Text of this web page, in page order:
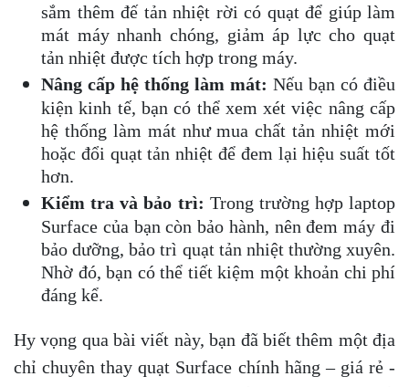
sắm thêm đế tản nhiệt rời có quạt để giúp làm
mát máy nhanh chóng, giảm áp lực cho quạt
tản nhiệt được tích hợp trong máy.
Nâng cấp hệ thống làm mát: Nếu bạn có điều
kiện kinh tế, bạn có thể xem xét việc nâng cấp
hệ thống làm mát như mua chất tản nhiệt mới
hoặc đổi quạt tản nhiệt để đem lại hiệu suất tốt
hơn.
Kiểm tra và bảo trì: Trong trường hợp laptop
Surface của bạn còn bảo hành, nên đem máy đi
bảo dưỡng, bảo trì quạt tản nhiệt thường xuyên.
Nhờ đó, bạn có thể tiết kiệm một khoản chi phí
đáng kể.
Hy vọng qua bài viết này, bạn đã biết thêm một địa
chỉ chuyên thay quạt Surface chính hãng – giá rẻ -